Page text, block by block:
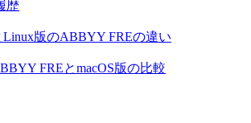
歴
Linux版のABBYY FREの違い
FREとmacOS版の比較